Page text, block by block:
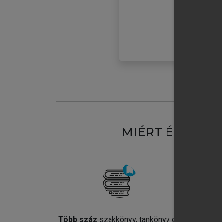
MIÉRT
Több száz szakkönyv, tankönyv és